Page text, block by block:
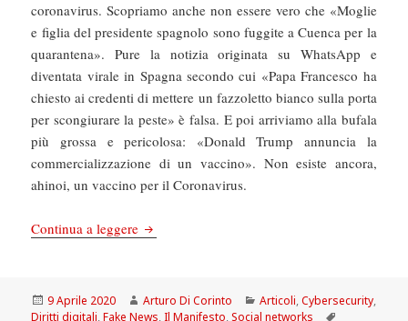
coronavirus. Scopriamo anche non essere vero che «Moglie
e figlia del presidente spagnolo sono fuggite a Cuenca per la
quarantena». Pure la notizia originata su WhatsApp e
diventata virale in Spagna secondo cui «Papa Francesco ha
chiesto ai credenti di mettere un fazzoletto bianco sulla porta
per scongiurare la peste» è falsa. E poi arriviamo alla bufala
più grossa e pericolosa: «Donald Trump annuncia la
commercializzazione di un vaccino». Non esiste ancora,
ahinoi, un vaccino per il Coronavirus.
Continua a leggere Il Manifesto: «Il 5G causa il Coronavirus»,
Scritto
il
9 Aprile 2020 Autore
Arturo Di Corinto Categorie
Articoli,Cybersecurity,
Diritti digitali,Fake News,Il Manifesto,Social networks